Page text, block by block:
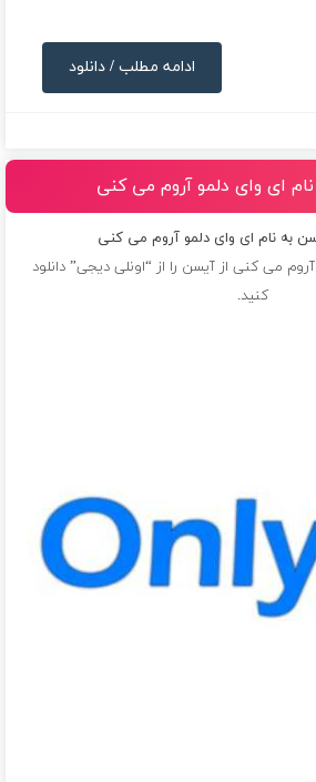
ادامه مطلب / دانلود
ای وای دلمو آروم می کنی
به نام ای وای دلمو آروم می کنی
می کنی از آیسن را از “اونلی دیجی” دانلود
کنید.